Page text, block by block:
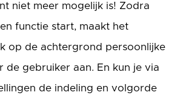
niet meer mogelijk is! Zodra
functie start, maakt het
op de achtergrond persoonlijke
de gebruiker aan. En kun je via
de indeling en volgorde